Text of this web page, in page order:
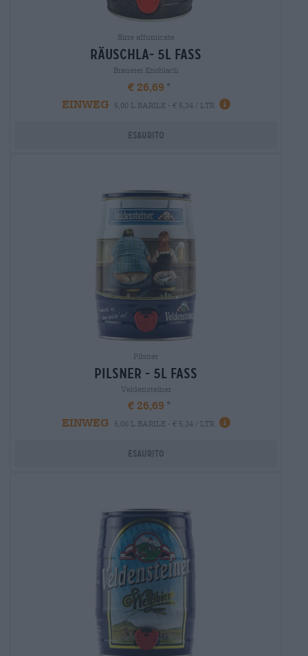
Birre affumicate
räuschla- 5l fass
Brauerei Knoblach
€ 26,69
EINWEG
5,00 L BARILE - € 5,34 / LTR
Esaurito
Pilsner
Pilsner - 5l fass
Veldensteiner
€ 26,69
EINWEG
5,00 L BARILE - € 5,34 / LTR
Esaurito